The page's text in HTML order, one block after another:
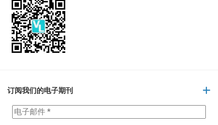
订阅我们的电子期刊